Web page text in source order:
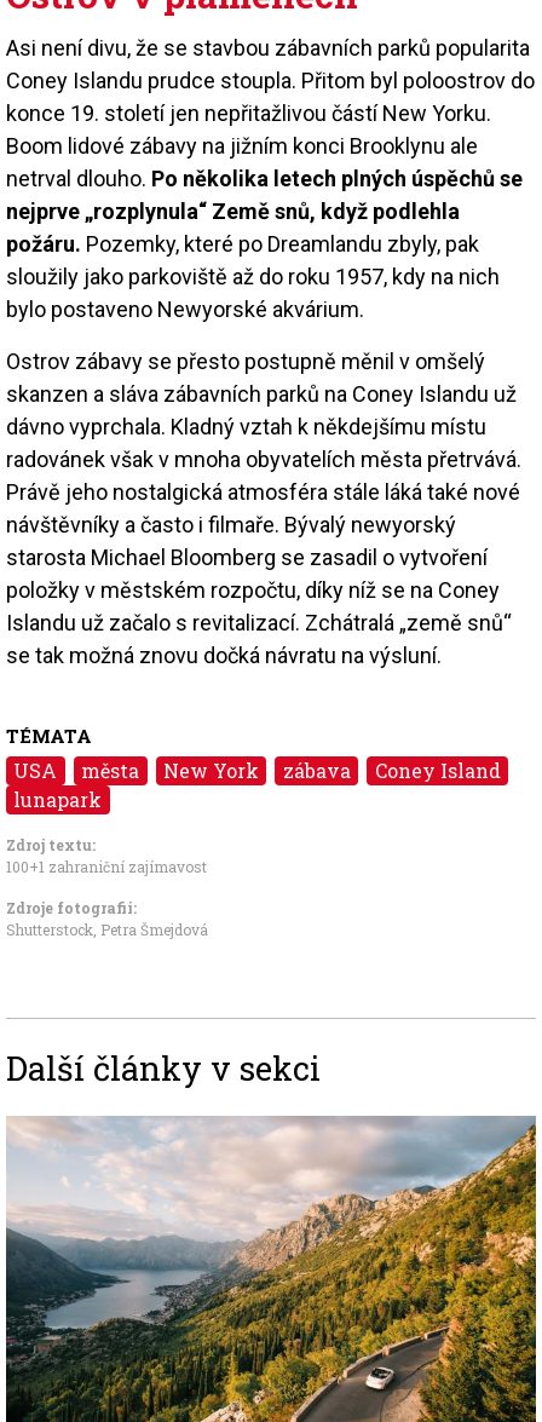
Asi není divu, že se stavbou zábavních parků popularita
Coney Islandu prudce stoupla. Přitom byl poloostrov do
konce 19. století jen nepřitažlivou částí New Yorku.
Boom lidové zábavy na jižním konci Brooklynu ale
netrval dlouho. Po několika letech plných úspěchů se
nejprve „rozplynula“ Země snů, když podlehla
požáru. Pozemky, které po Dreamlandu zbyly, pak
sloužily jako parkoviště až do roku 1957, kdy na nich
bylo postaveno Newyorské akvárium.
Ostrov zábavy se přesto postupně měnil v omšelý
skanzen a sláva zábavních parků na Coney Islandu už
dávno vyprchala. Kladný vztah k někdejšímu místu
radovánek však v mnoha obyvatelích města přetrvává.
Právě jeho nostalgická atmosféra stále láká také nové
návštěvníky a často i filmaře. Bývalý newyorský
starosta Michael Bloomberg se zasadil o vytvoření
položky v městském rozpočtu, díky níž se na Coney
Islandu už začalo s revitalizací. Zchátralá „země snů“
se tak možná znovu dočká návratu na výsluní.
TÉMATA
USA města New York zábava
Coney Island
lunapark
Zdroj textu:
100+1 zahraniční zajímavost
Zdroje fotografii:
Shutterstock, Petra Šmejdová
Další články v sekci
Image